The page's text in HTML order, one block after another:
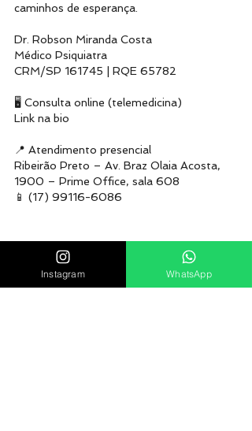
caminhos de esperança.
Dr. Robson Miranda Costa
Médico Psiquiatra
CRM/SP 161745 | RQE 65782
🖥 Consulta online (telemedicina)
Link na bio
📍 Atendimento presencial
Ribeirão Preto – Av. Braz Olaia Acosta,
1900 – Prime Office, sala 608
📱 (17) 99116-6086
Instagram WhatsApp